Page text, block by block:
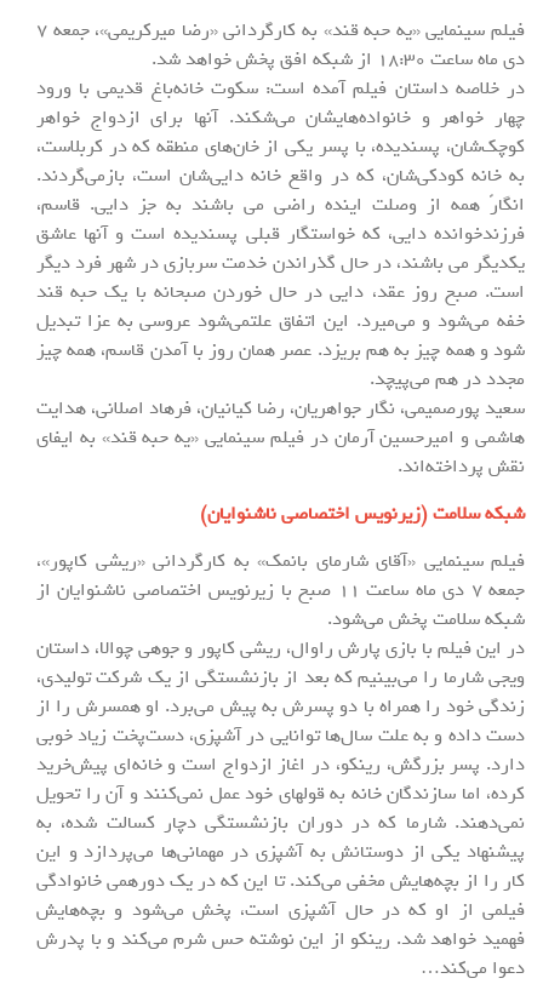
فیلم سینمایی «یه حبه قند» به کارگردانی «رضا میرکریمی»، جمعه 7
دی ماه ساعت 18:30 از شبکه افق پخش خواهد شد.
در خلاصه داستان فیلم آمده است: سکوت خانه‌باغ قدیمی با ورود
چهار خواهر و خانواده‌هایشان می‌شکند. آنها برای ازدواج خواهر
کوچک‌شان، پسندیده، با پسر یکی از خان‌های منطقه که در کربلاست،
به خانه کودکی‌شان، که در واقع خانه دایی‌شان است، بازمی‌گردند.
انگارً همه از وصلت اینده راضی می باشند به جز دایی. قاسم،
فرزندخوانده دایی، که خواستگار قبلی پسندیده است و آنها عاشق
یکدیگر می باشند، در حال گذراندن خدمت سربازی در شهر فرد دیگر
است. صبح روز عقد، دایی در حال خوردن صبحانه با یک حبه قند
خفه می‌شود و می‌میرد. این اتفاق علتمی‌شود عروسی به عزا تبدیل
شود و همه چیز به هم بریزد. عصر همان روز با آمدن قاسم، همه چیز
مجدد در هم می‌پیچد.
سعید پورصمیمی، نگار جواهریان، رضا کیانیان، فرهاد اصلانی، هدایت
هاشمی و امیرحسین آرمان در فیلم سینمایی «یه حبه قند» به ایفای
نقش پرداخته‌اند.
شبکه سلامت (زیرنویس اختصاصی ناشنوایان)
فیلم سینمایی «آقای شارمای بانمک» به کارگردانی «ریشی کاپور»،
جمعه 7 دی ماه ساعت 11 صبح با زیرنویس اختصاصی ناشنوایان از
شبکه سلامت پخش می‌شود.
در این فیلم با بازی پارش راوال، ریشی کاپور و جوهی چوالا، داستان
ویجی شارما را می‌بینیم که بعد از بازنشستگی از یک شرکت تولیدی،
زندگی خود را همراه با دو پسرش به پیش می‌برد. او همسرش را از
دست داده و به علت سال‌ها توانایی در آشپزی، دست‌پخت زیاد خوبی
دارد. پسر بزرگش، رینکو، در اغاز ازدواج است و خانه‌ای پیش‌خرید
کرده، اما سازندگان خانه به قولهای خود عمل نمی‌کنند و آن را تحویل
نمی‌دهند. شارما که در دوران بازنشستگی دچار کسالت شده، به
پیشنهاد یکی از دوستانش به آشپزی در مهمانی‌ها می‌پردازد و این
کار را از بچه‌هایش مخفی می‌کند. تا این که در یک دورهمی خانوادگی
فیلمی از او که در حال آشپزی است، پخش می‌شود و بچه‌هایش
فهمید خواهد شد. رینکو از این نوشته حس شرم می‌کند و با پدرش
دعوا می‌کند…